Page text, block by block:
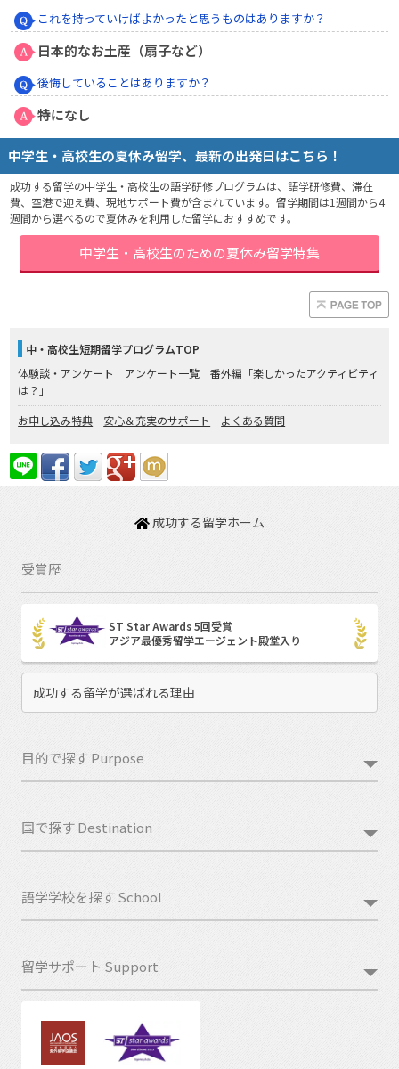
これを持っていけばよかったと思うものはありますか？
日本的なお土産（扇子など）
後悔していることはありますか？
特になし
中学生・高校生の夏休み留学、最新の出発日はこちら！
成功する留学の中学生・高校生の語学研修プログラムは、語学研修費、滞在
費、空港で迎え費、現地サポート費が含まれています。留学期間は1週間から4
週間から選べるので夏休みを利用した留学におすすめです。
中学生・高校生のための夏休み留学特集
中・高校生短期留学プログラムTOP
体験談・アンケート
アンケート一覧
番外編「楽しかったアクティビティ
は？」
お申し込み特典
安心＆充実のサポート よくある質問
成功する留学ホーム
受賞歴
ST Star Awards 5回受賞
アジア最優秀留学エージェント殿堂入り
成功する留学が選ばれる理由
目的で探す Purpose
国で探す Destination
語学学校を探す School
留学サポート Support